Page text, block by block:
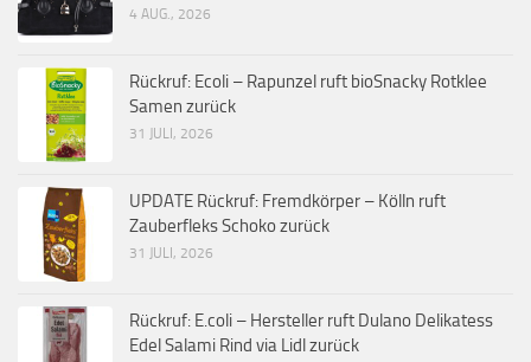
4 AUG., 2026
Rückruf: Ecoli – Rapunzel ruft bioSnacky Rotklee
Samen zurück
31 JULI, 2026
UPDATE Rückruf: Fremdkörper – Kölln ruft
Zauberfleks Schoko zurück
31 JULI, 2026
Rückruf: E.coli – Hersteller ruft Dulano Delikatess
Edel Salami Rind via Lidl zurück